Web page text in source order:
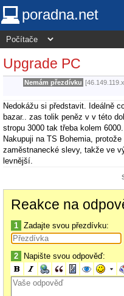
poradna.net
Upgrade PC
Nemám přezdívku
Nedokážu si představit. Ideálně
bazar.. zas tolik peněz v v této
stropu 3000 tak třeba kolem 6000.
Nakupuji na TS Bohemia,
zaměstnanecké slevy, takže ve
levnější.
Reakce na
1 Zadajte svou přezdívku:
2 Napište svou odpověď: